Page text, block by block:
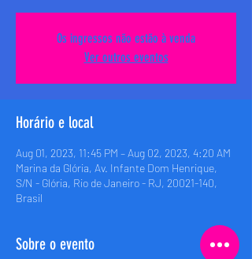
Os ingressos não estão à venda
Ver outros eventos
Horário e local
Aug 01, 2023, 11:45 PM – Aug 02, 2023, 4:20 AM
Marina da Glória, Av. Infante Dom Henrique,
S/N - Glória, Rio de Janeiro - RJ, 20021-140,
Brasil
Sobre o evento